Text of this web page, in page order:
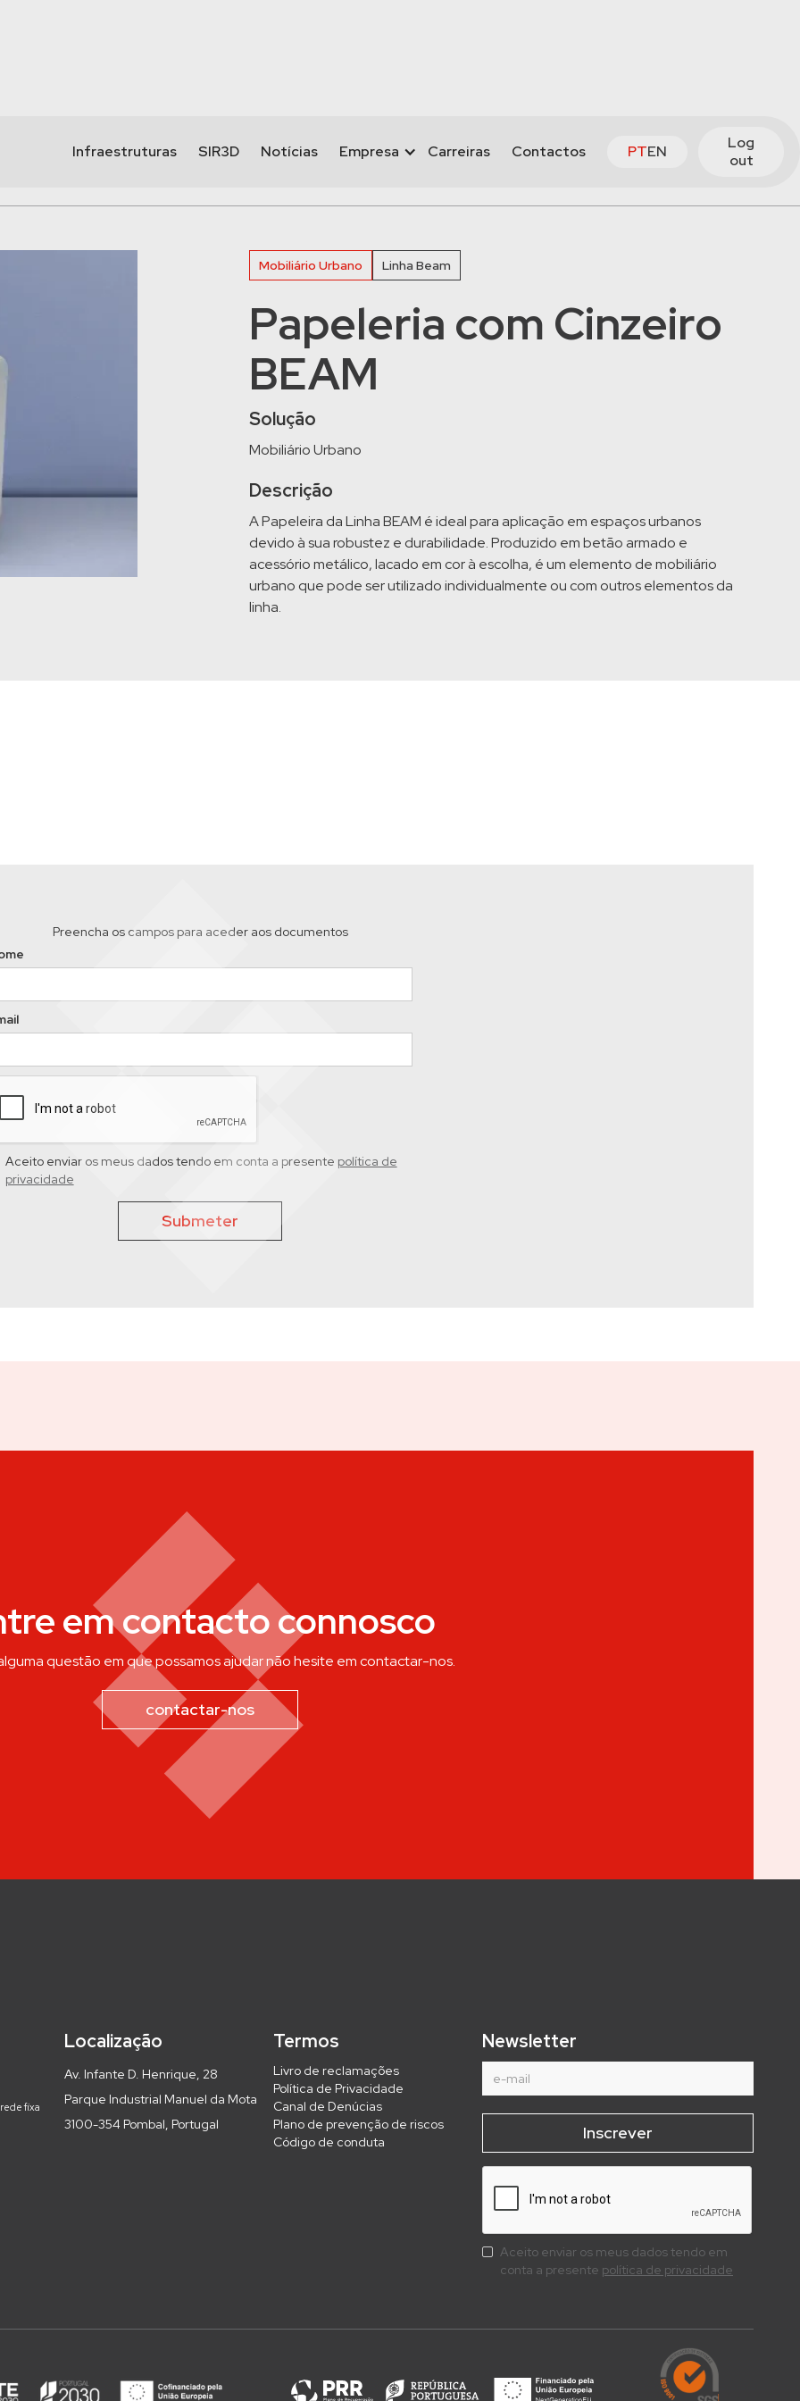
Infraestruturas SIR3D Notícias Empresa Carreiras Contactos PTEN
Log
out
Mobiliário Urbano Linha Beam
Papeleria com Cinzeiro
BEAM
Solução
Mobiliário Urbano
Descrição
A Papeleira da Linha BEAM é ideal para aplicação em espaços urbanos
devido à sua robustez e durabilidade. Produzido em betão armado e
acessório metálico, lacado em cor à escolha, é um elemento de mobiliário
urbano que pode ser utilizado individualmente ou com outros elementos da
linha.
Preencha os campos para aceder aos documentos
Aceito enviar os meus dados tendo em conta a presente política de
privacidade
em contacto connosco
questão em que possamos ajudar não hesite em contactar-nos.
contactar-nos
fixa
Localização
Av. Infante D. Henrique, 28
Parque Industrial Manuel da Mota
3100-354 Pombal, Portugal
Termos
Livro de reclamações
Política de Privacidade
Canal de Denúcias
Plano de prevenção de riscos
Código de conduta
Newsletter
Aceito enviar os meus dados tendo em
conta a presente política de privacidade